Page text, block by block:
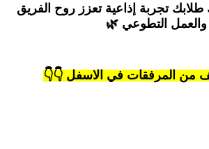
تجربة إذاعية تعزز روح الفريق
والعمل التطوعي 🌿
من المرفقات في الاسفل 👇👇